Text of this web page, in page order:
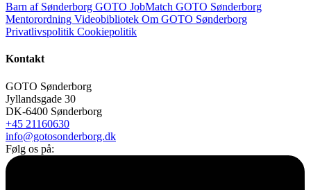
Barn af Sønderborg GOTO JobMatch GOTO Sønderborg
Mentorordning Videobibliotek Om GOTO Sønderborg
Privatlivspolitik Cookiepolitik
Kontakt
GOTO Sønderborg
Jyllandsgade 30
DK-6400 Sønderborg
+45 21160630
info@gotosonderborg.dk
Følg os på: